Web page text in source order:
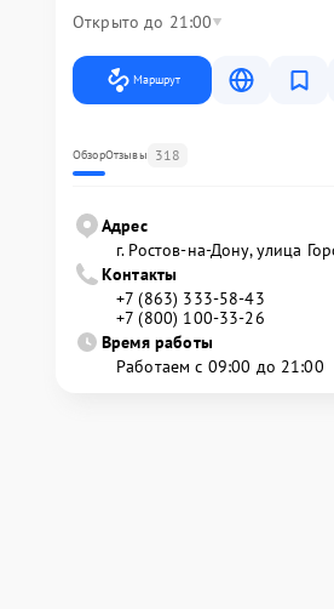
Открыто до 21:00
Маршрут
ОбзорОтзывы 318
Адрес
г. Ростов-на-Дону, улица
Контакты
+7 (863) 333-58-43
+7 (800) 100-33-26
Время работы
Работаем с 09:00 до 21:00